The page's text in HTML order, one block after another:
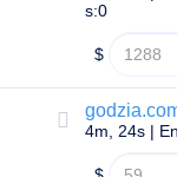
Transférer
Domaine
domaine
en
s:0
$
4m, 24s |